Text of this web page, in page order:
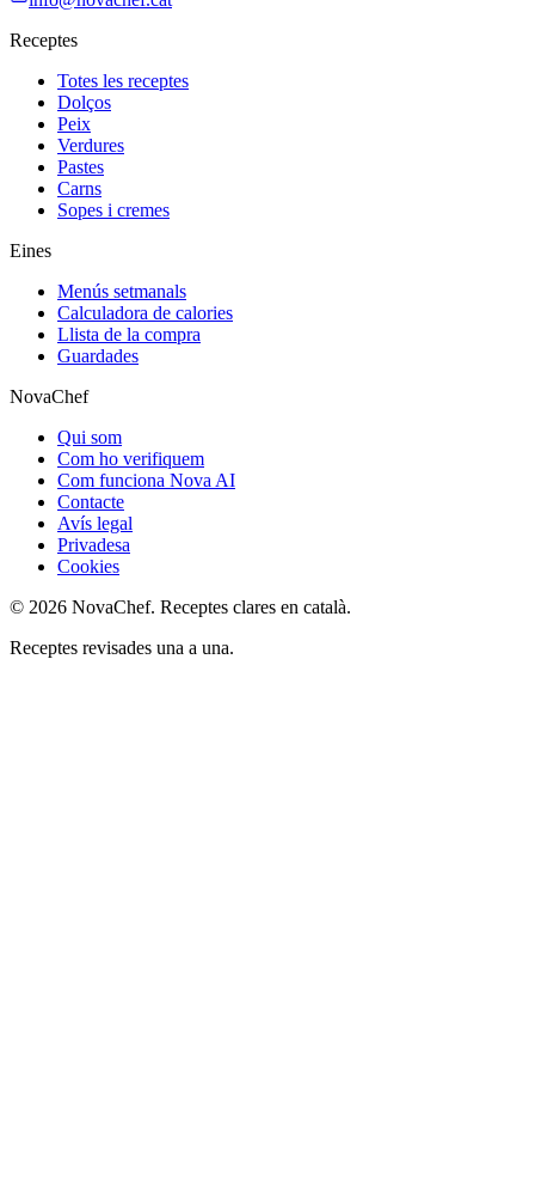
Receptes
Totes les receptes
Dolços
Peix
Verdures
Pastes
Carns
Sopes i cremes
Eines
Menús setmanals
Calculadora de calories
Llista de la compra
Guardades
NovaChef
Qui som
Com ho verifiquem
Com funciona Nova AI
Contacte
Avís legal
Privadesa
Cookies
© 2026 NovaChef. Receptes clares en català.
Receptes revisades una a una.